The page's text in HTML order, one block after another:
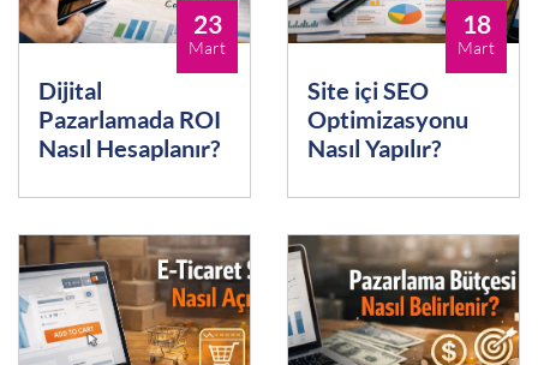
23
Mart
Dijital
Pazarlamada ROI
Nasıl Hesaplanır?
18
Mart
Site içi SEO
Optimizasyonu
Nasıl Yapılır?